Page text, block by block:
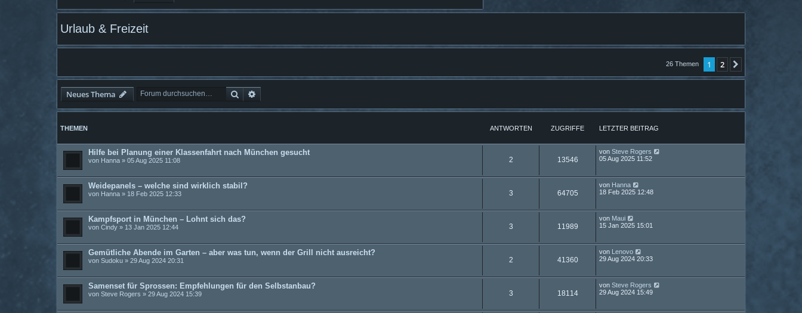
Urlaub & Freizeit
26 Themen 1 2
Neues Thema Suche
THEMEN ANTWORTEN ZUGRIFFE LETZTER BEITRAG
Hilfe bei Planung einer Klassenfahrt nach München gesucht
von Hanna » 05 Aug 2025 11:08 2 13546
von Steve Rogers
05 Aug 2025 11:52
Weidepanels – welche sind wirklich stabil?
von Hanna » 18 Feb 2025 12:33 3 64705
von Hanna
18 Feb 2025 12:48
Kampfsport in München – Lohnt sich das?
von Cindy » 13 Jan 2025 12:44 3 11989
von Maui
15 Jan 2025 15:01
Gemütliche Abende im Garten – aber was tun, wenn der Grill nicht ausreicht?
von Sudoku » 29 Aug 2024 20:31 2 41360
von Lenovo
29 Aug 2024 20:33
Samenset für Sprossen: Empfehlungen für den Selbstanbau?
von Steve Rogers » 29 Aug 2024 15:39 3 18114
von Steve Rogers
29 Aug 2024 15:49